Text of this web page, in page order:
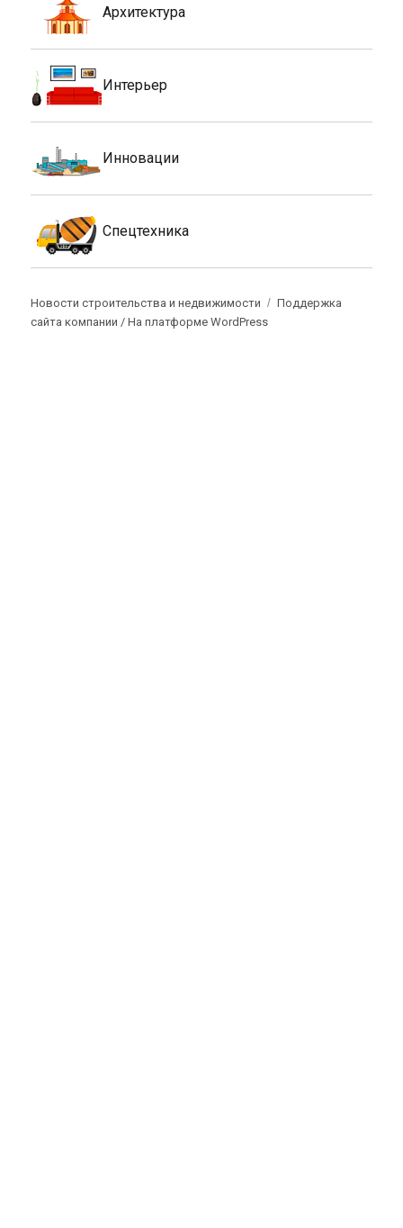
Архитектура
Интерьер
Инновации
Спецтехника
Новости строительства и недвижимости
Поддержка
сайта компании /На платформе WordPress